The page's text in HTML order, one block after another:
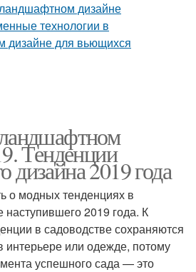
Тенденции
дизайна 2019 года
о модных тенденциях в
2019 года. К
в садоводстве сохраняются
интерьере или одежде, потому
успешного сада — это